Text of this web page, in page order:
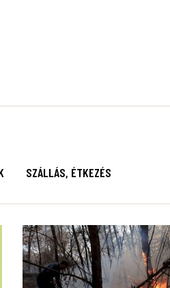
SZÁLLÁS, ÉTKEZÉS